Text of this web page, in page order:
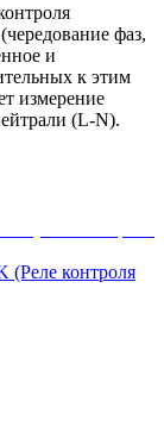
фаз,
и
к этим
измерение
(L-N).
(Реле контроля